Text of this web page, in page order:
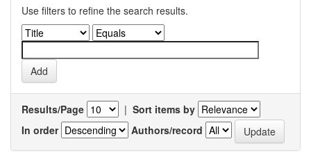
Use filters to refine the search results.
Results/Page | Sort items by
In order
Authors/record